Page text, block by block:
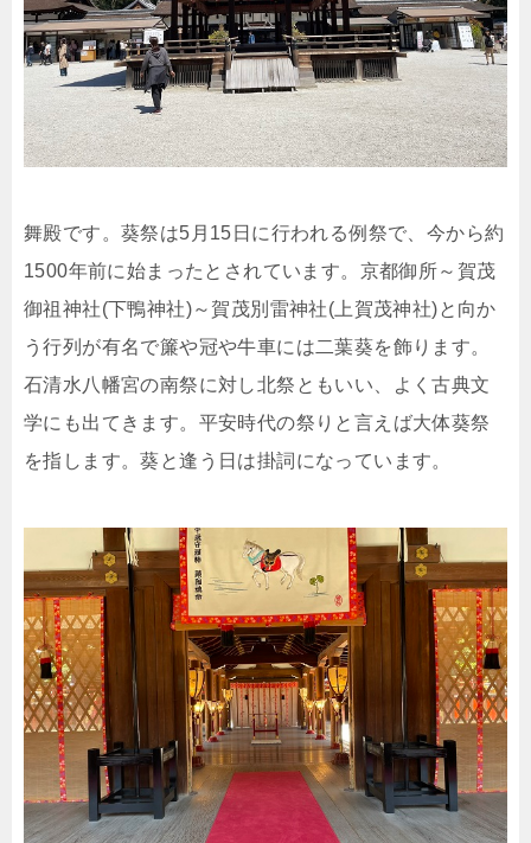
舞殿です。葵祭は5月15日に行われる例祭で、今から約
1500年前に始まったとされています。京都御所～賀茂
御祖神社(下鴨神社)～賀茂別雷神社(上賀茂神社)と向か
う行列が有名で簾や冠や牛車には二葉葵を飾ります。
石清水八幡宮の南祭に対し北祭ともいい、よく古典文
学にも出てきます。平安時代の祭りと言えば大体葵祭
を指します。葵と逢う日は掛詞になっています。